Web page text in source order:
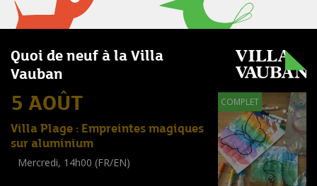
Quoi de neuf à la Villa
Vauban
5 AOÛT COMPLET
Villa Plage : Empreintes magiques
sur aluminium
Mercredi, 14h00 (FR/EN)